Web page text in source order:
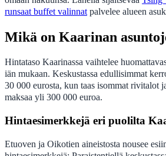
runsaat buffet valinnat palvelee alueen
Mikä on Kaarinan
Hintataso Kaarinassa vaihtelee
iän mukaan. Keskustassa edullisimmat
30 000 eurosta, kun taas isommat rivitalot
maksaa yli 300 000 euroa.
Hintaesimerkkejä eri puolilta
Etuoven ja Oikotien aineistosta nousee